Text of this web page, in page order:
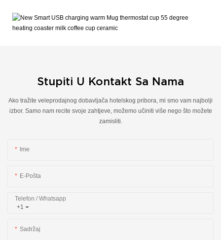
Stupiti U Kontakt Sa Nama
Ako tražite veleprodajnog dobavljača hotelskog pribora, mi smo vam najbolji
izbor. Samo nam recite svoje zahtjeve, možemo učiniti više nego što možete
zamisliti.
Ime
E-Pošta
+1
Telefon / Whatsapp
Sadržaj